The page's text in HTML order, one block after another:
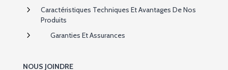
5
Caractéristiques Techniques Et Avantages De Nos
Produits
5 Garanties Et Assurances
NOUS JOINDRE